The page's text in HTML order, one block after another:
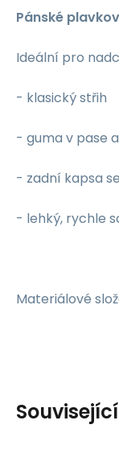
Pánské
Ideální pro
- klasický střih
- guma v pase
- zadní kapsa
- lehký, rychle
Materiálové